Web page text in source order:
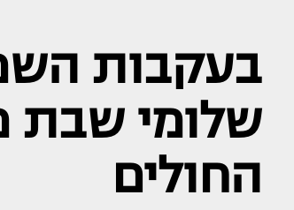
בעקבות
שלומי שבת
החולים